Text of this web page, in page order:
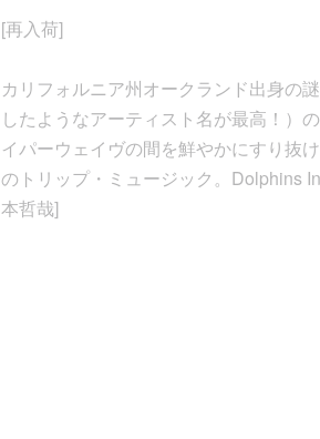
[再入荷]
カリフォルニア州オークランド出身の
したようなアーティスト名が最高！）
イパーウェイヴの間を鮮やかにすり抜
のトリップ・ミュージック。Dolphins
本哲哉]